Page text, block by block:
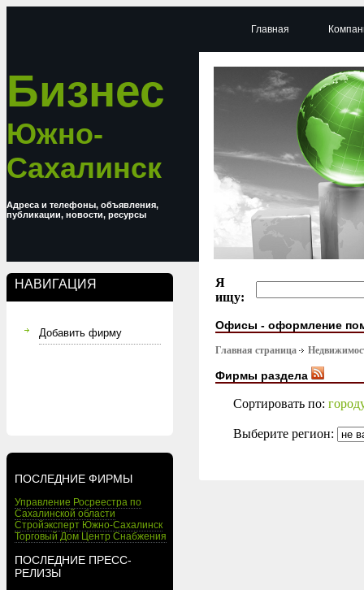
Бизнес
Южно-
Сахалинск
Адреса и телефоны, объявления,
публикации, новости, ресурсы
НАВИГАЦИЯ
Добавить фирму
ПОСЛЕДНИЕ ФИРМЫ
Управление Росреестра по
Сахалинской области
Стройэксперт Южно-Сахалинск
Торговый Дом Центр Снабжения
ПОСЛЕДНИЕ ПРЕСС-
РЕЛИЗЫ
Главная
Я
ищу:
Офисы - оформление
Главная страница
Фирмы раздела
Сортировать по:
Выберите регион: